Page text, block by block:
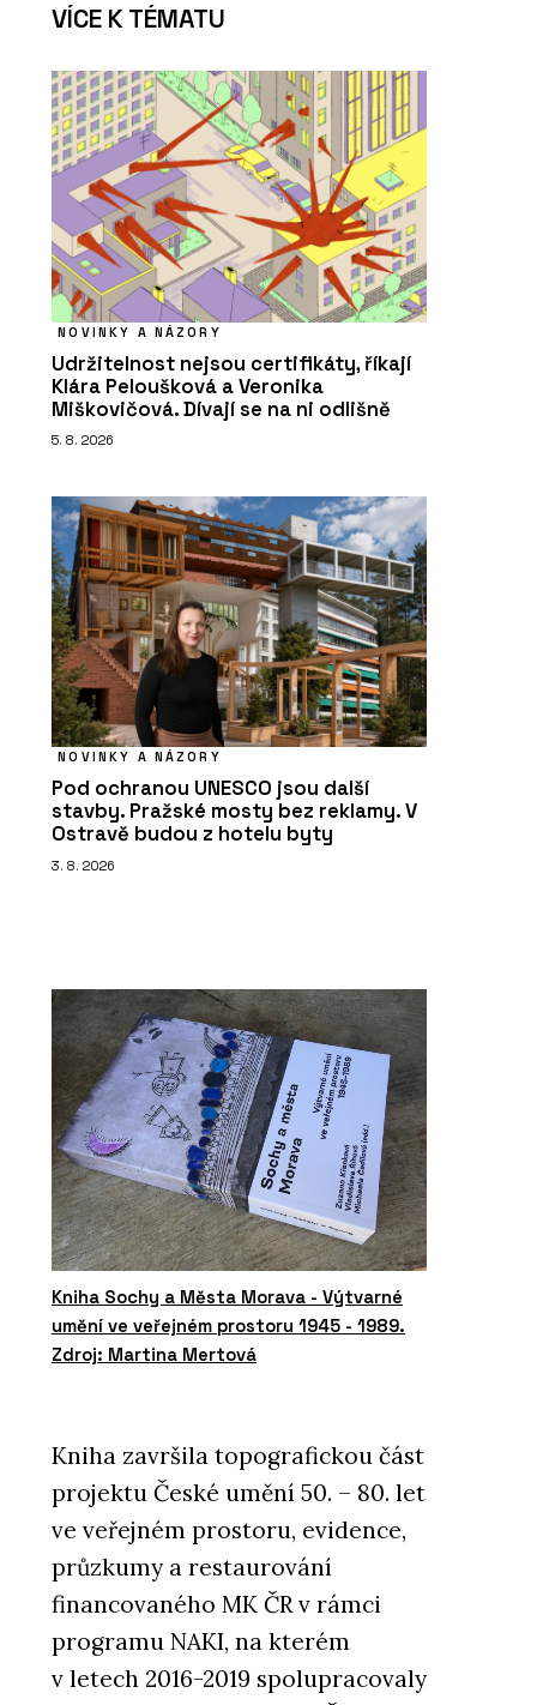
VÍCE K TÉMATU
NOVINKY A NÁZORY
Udržitelnost nejsou certifikáty, říkají
Klára Peloušková a Veronika
Miškovičová. Dívají se na ni odlišně
5. 8. 2026
NOVINKY A NÁZORY
Pod ochranou UNESCO jsou další
stavby. Pražské mosty bez reklamy. V
Ostravě budou z hotelu byty
3. 8. 2026
Kniha Sochy a Města Morava - Výtvarné
umění ve veřejném prostoru 1945 - 1989.
Zdroj: Martina Mertová
Kniha završila topografickou část
projektu České umění 50. – 80. let
ve veřejném prostoru, evidence,
průzkumy a restaurování
financovaného MK ČR v rámci
programu NAKI, na kterém
v letech 2016-2019 spolupracovaly